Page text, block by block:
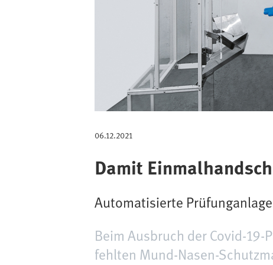
o
n
06.12.2021
Damit
Automatisierte
Beim Ausbruch der Covid-
fehlten Mund-Nasen-